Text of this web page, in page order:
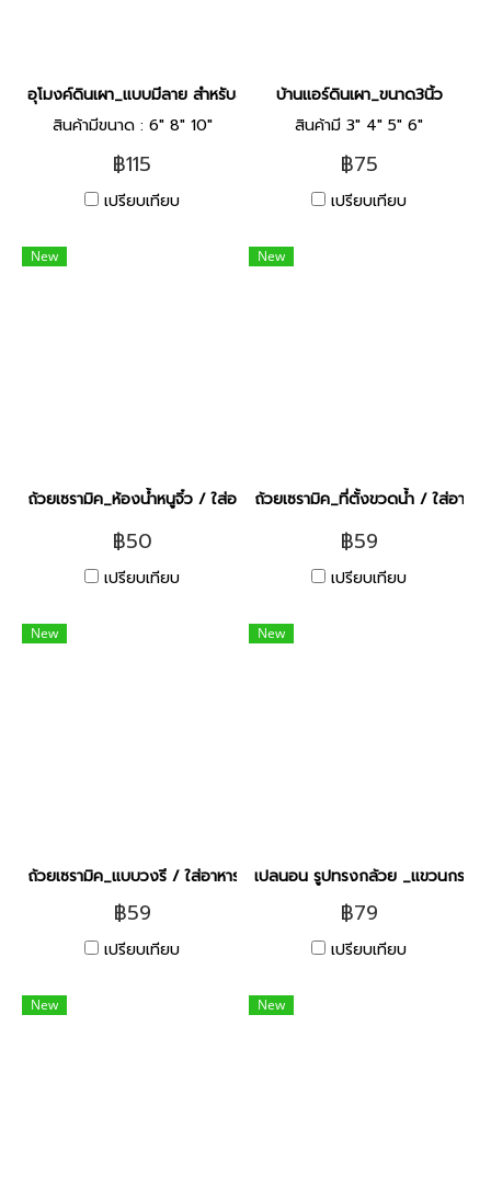
อุโมงค์ดินเผา_แบบมีลาย สำหรับสัตว์เลี้ยง [6นิ้ว]
สินค้ามีขนาด : 6" 8" 10"
฿115
เปรียบเทียบ
บ้านแอร์ดินเผา_ขนาด3นิ้ว
สินค้ามี 3" 4" 5" 6"
฿75
เปรียบเทียบ
New
ถ้วยเซรามิค_ห้องน้ำหนูจิ๋ว / ใส่อาหารสัตว์ [คละสี - คละลาย]
฿50
เปรียบเทียบ
New
ถ้วยเซรามิค_ที่ตั้งขวดน้ำ / ใส่อาห
฿59
เปรียบเทียบ
New
ถ้วยเซรามิค_แบบวงรี / ใส่อาหารสัตว์ [คละสี - คละลาย]
฿59
เปรียบเทียบ
New
เปลนอน รูปทรงกล้วย _แขวนกรง
฿79
เปรียบเทียบ
New New